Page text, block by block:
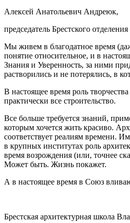
Алексей Анатольевич Андреюк,
председатель Брестского
Мы живем в благодатное время
понятие относительное, и в
Знания и Уверенность, за ними
растворились и не потерялись, в
В настоящее время роль
практически все строительство.
Все больше требуется знаний,
которым хочется жить красиво.
соответствует реалиям времени.
в крупных институтах роль
время возрождения (или, точнее
Может быть. Жизнь покажет.
А в настоящее время в Союз
Брестская архитектурная школа